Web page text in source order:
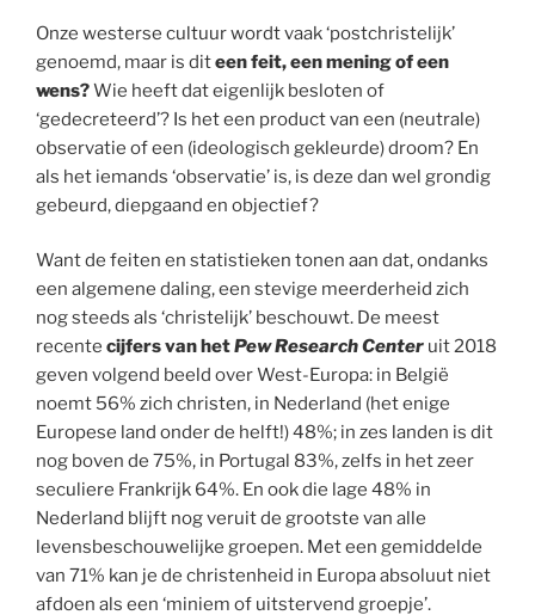
Onze westerse cultuur wordt vaak ‘postchristelijk’
genoemd, maar is diteen feit, een mening of een
wens?Wie heeft dat eigenlijk besloten of
‘gedecreteerd’? Is het een product van een (neutrale)
observatie of een (ideologisch gekleurde) droom? En
als het iemands ‘observatie’ is, is deze dan wel grondig
gebeurd, diepgaand en objectief?
Want de feiten en statistieken tonen aan dat, ondanks
een algemene daling, een stevige meerderheid zich
nog steeds als ‘christelijk’ beschouwt. De meest
recente cijfers van hetPew Research Center uit 2018
geven volgend beeld over West-Europa: in België
noemt 56% zich christen, in Nederland (het enige
Europese land onder de helft!) 48%; in zes landen is dit
nog boven de 75%, in Portugal 83%, zelfs in het zeer
seculiere Frankrijk 64%. En ook die lage 48% in
Nederland blijft nog veruit de grootste van alle
levensbeschouwelijke groepen. Met een gemiddelde
van 71% kan je de christenheid in Europa absoluut niet
afdoen als een ‘miniem of uitstervend groepje’.